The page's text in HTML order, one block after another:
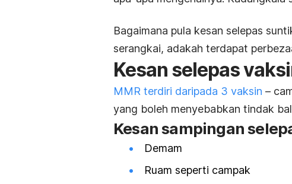
Bagaimana pula kesan selepas
serangkai, adakah terdapat
Kesan selepas
MMR terdiri daripada 3 vaksin –
yang boleh menyebabkan tindak
Kesan sampingan
Demam
Ruam seperti campak